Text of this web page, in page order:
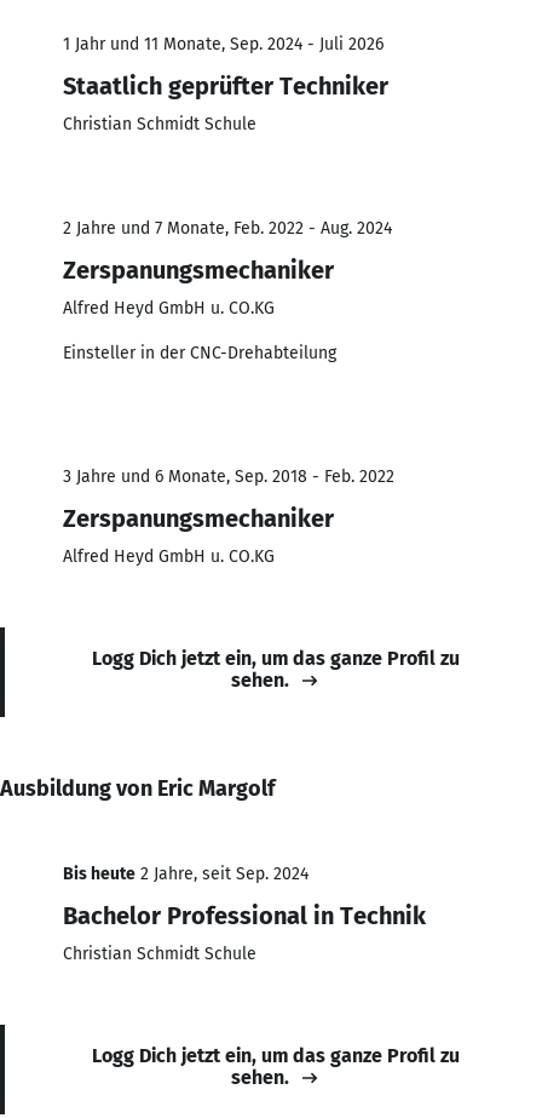
1 Jahr und 11 Monate, Sep. 2024 - Juli 2026
Staatlich geprüfter Techniker
Christian Schmidt Schule
2 Jahre und 7 Monate, Feb. 2022 - Aug. 2024
Zerspanungsmechaniker
Alfred Heyd GmbH u. CO.KG
Einsteller in der CNC-Drehabteilung
3 Jahre und 6 Monate, Sep. 2018 - Feb. 2022
Zerspanungsmechaniker
Alfred Heyd GmbH u. CO.KG
Logg Dich jetzt ein, um das ganze Profil zu
sehen.
Ausbildung von Eric Margolf
Bis heute 2 Jahre, seit Sep. 2024
Bachelor Professional in Technik
Christian Schmidt Schule
Logg Dich jetzt ein, um das ganze Profil zu
sehen.